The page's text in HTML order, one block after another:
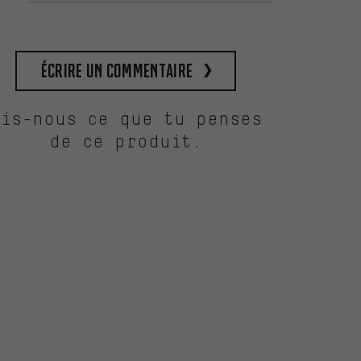
Écrire un commentaire
nous ce que tu penses
de ce produit.